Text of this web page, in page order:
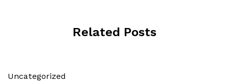
Related Posts
Uncategorized